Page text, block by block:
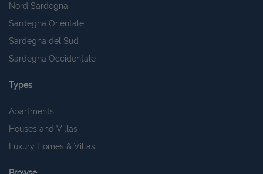
Nord Sardegna
Sardegna Orientale
Sardegna del Sud
Sardegna Occidentale
Types
Apartments
Houses and Villas
Luxury Homes & Villas